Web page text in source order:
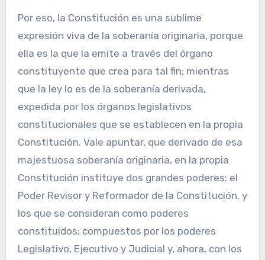
Por eso, la Constitución es una sublime
expresión viva de la soberanía originaria, porque
ella es la que la emite a través del órgano
constituyente que crea para tal fin; mientras
que la ley lo es de la soberanía derivada,
expedida por los órganos legislativos
constitucionales que se establecen en la propia
Constitución. Vale apuntar, que derivado de esa
majestuosa soberanía originaria, en la propia
Constitución instituye dos grandes poderes: el
Poder Revisor y Reformador de la Constitución, y
los que se consideran como poderes
constituidos; compuestos por los poderes
Legislativo, Ejecutivo y Judicial y, ahora, con los